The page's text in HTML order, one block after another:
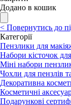
Додано в кошик
< Повернутись до
Категорії
Пензлики для
Набори кісточок
Міні набори
Чохли для пензлів
Декоративна
Косметичні
Подарункові